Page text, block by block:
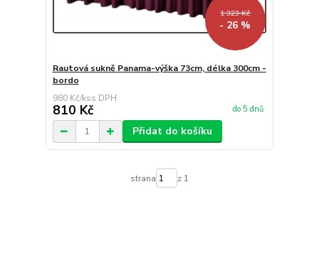
1 323 Kč
- 26 %
Rautová sukně Panama-výška 73cm, délka 300cm -
bordo
980 Kč/ks
810 Kč do 5 dnů
Přidat do košíku
strana z 1